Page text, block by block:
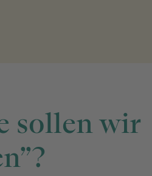
sollen wir